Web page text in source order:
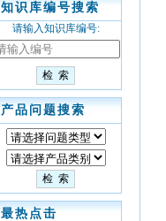
知识库编号搜索
请输入知识库编号:
产品问题搜索
最热点击